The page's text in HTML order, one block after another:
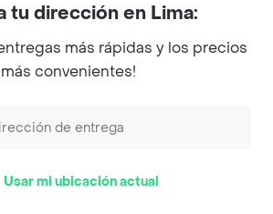
alfredo, parmesano
tu dirección en Lima:
más rápidas y los precios
más convenientes!
Usar mi ubicación actual